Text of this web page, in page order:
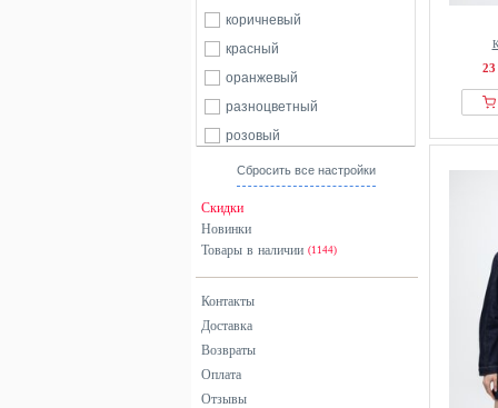
коричневый
красный
оранжевый
разноцветный
розовый
серый
черный
Сбросить все настройки
Скидки
Новинки
Товары в наличии (1144)
Контакты
Доставка
Возвраты
Оплата
Отзывы
23